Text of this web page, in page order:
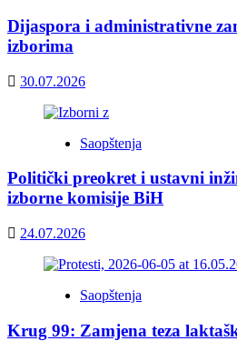
Dijaspora i administrativne
izborima
30.07.2026
Saopštenja
Politički preokret i ustavni
izborne komisije BiH
24.07.2026
Saopštenja
Krug 99: Zamjena teza